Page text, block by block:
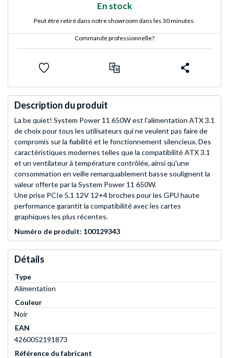
En stock
Peut être retiré dans notre showroom dans les 30 minutes.
Commande professionnelle?
Description du produit
La be quiet! System Power 11 650W est l'alimentation ATX 3.1
de choix pour tous les utilisateurs qui ne veulent pas faire de
compromis sur la fiabilité et le fonctionnement silencieux. Des
caractéristiques modernes telles que la compatibilité ATX 3.1
et un ventilateur à température contrôlée, ainsi qu'une
consommation en veille remarquablement basse soulignent la
valeur offerte par la System Power 11 650W.
Une prise PCIe 5.1 12V 12+4 broches pour les GPU haute
performance garantit la compatibilité avec les cartes
graphiques les plus récentes.
Numéro de produit: 100129343
Détails
Type
Alimentation
Couleur
Noir
EAN
4260052191873
Référence du fabricant